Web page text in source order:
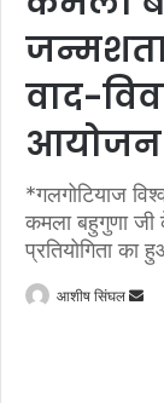
वाद-
*गलगोटियाज
कमला बहुगुणा जी
प्रतियोगिता
आशीष सिंघल